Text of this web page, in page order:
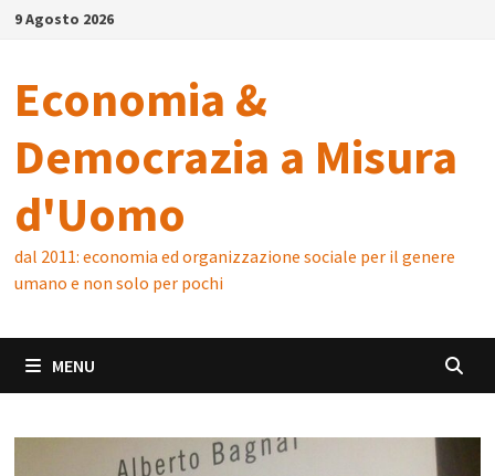
Skip9 Agosto 2026
Economia &
Democrazia a Misura
d'Uomo
dal 2011: economia ed organizzazione sociale per il genere
umano e non solo per pochi
MENU